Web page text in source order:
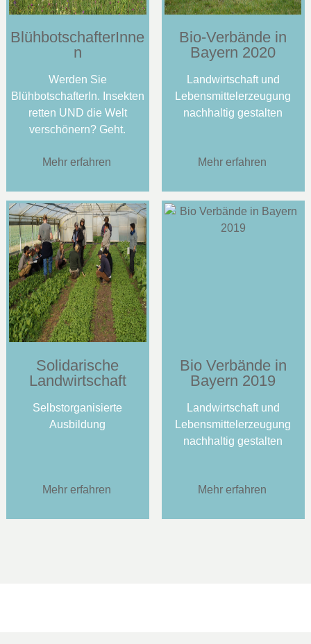
BlühbotschafterInne
n
Werden Sie
BlühbotschafterIn. Insekten
retten UND die Welt
verschönern? Geht.
Mehr erfahren
Bio-Verbände in
Bayern 2020
Landwirtschaft und
Lebensmittelerzeugung
nachhaltig gestalten
Mehr erfahren
Solidarische
Landwirtschaft
Selbstorganisierte
Ausbildung
Mehr erfahren
Bio Verbände in
Bayern 2019
Landwirtschaft und
Lebensmittelerzeugung
nachhaltig gestalten
Mehr erfahren